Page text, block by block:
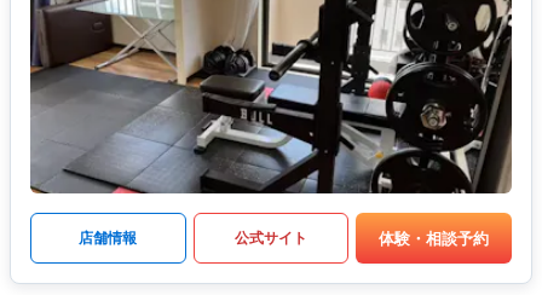
店舗情報 公式サイト 体験・相談予約